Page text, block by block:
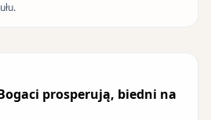
prosperują, biedni na